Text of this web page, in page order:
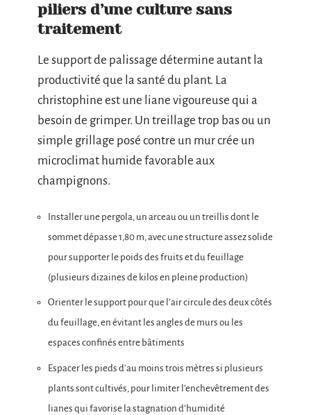
piliers d’une culture sans
traitement
Le support de palissage détermine autant la
productivité que la santé du plant. La
christophine est une liane vigoureuse qui a
besoin de grimper. Un treillage trop bas ou un
simple grillage posé contre un mur crée un
microclimat humide favorable aux
champignons.
Installer une pergola, un arceau ou un treillis dont le
sommet dépasse 1,80 m, avec une structure assez solide
pour supporter le poids des fruits et du feuillage
(plusieurs dizaines de kilos en pleine production)
Orienter le support pour que l’air circule des deux côtés
du feuillage, en évitant les angles de murs ou les
espaces confinés entre bâtiments
Espacer les pieds d’au moins trois mètres si plusieurs
plants sont cultivés, pour limiter l’enchevêtrement des
lianes qui favorise la stagnation d’humidité